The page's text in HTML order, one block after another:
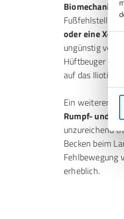
oder eine X-
ungünstig
Hüftbeuger und
auf das
Ein weiterer
Rumpf- und
unzureichend
Becken beim
Fehlbewegung
erheblich.